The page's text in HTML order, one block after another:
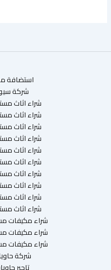
استضافة
شركة
شراء اثاث
شراء اثاث
شراء اثاث
شراء اثاث
شراء اثاث
شراء اثاث
شراء اثاث
شراء اثاث
شراء اثاث
شراء اثاث
شراء مكيفات
شراء مكيفات
شراء مكيفات
شركة